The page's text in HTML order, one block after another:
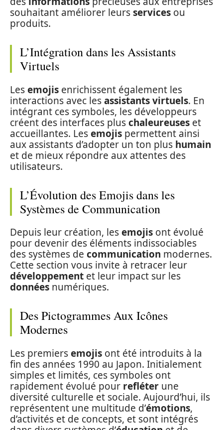
souhaitant améliorer leursservices ou
produits.
L’Intégration dans les Assistants
Virtuels
Lesemojis enrichissent également les
interactions avec lesassistants virtuels. En
intégrant ces symboles, les développeurs
créent des interfaces pluschaleureuses et
accueillantes. Lesemojis permettent ainsi
aux assistants d’adopter un ton plus humain
et de mieux répondre aux attentes des
utilisateurs.
L’Évolution des Emojis dans les
Systèmes de Communication
Depuis leur création, lesemojis ont évolué
pour devenir des éléments indissociables
des systèmes de communication modernes.
Cette section vous invite à retracer leur
développement et leur impact sur les
données numériques.
Des Pictogrammes Aux Icônes
Modernes
Les premiersemojis ont été introduits à la
fin des années 1990 au Japon. Initialement
simples et limités, ces symboles ont
rapidement évolué pour refléter une
diversité culturelle et sociale. Aujourd’hui, ils
représentent une multitude d’émotions,
d’activités et de concepts, et sont intégrés